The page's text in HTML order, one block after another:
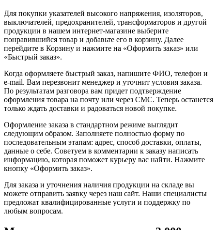
Для покупки указателей высокого напряжения, изоляторов,
выключателей, предохранителей, трансформаторов и другой
продукции в нашем интернет-магазине выберите
понравившийся товар и добавьте его в корзину. Далее
перейдите в Корзину и нажмите на «Оформить заказ» или
«Быстрый заказ».
Когда оформляете быстрый заказ, напишите ФИО, телефон и
e-mail. Вам перезвонит менеджер и уточнит условия заказа.
По результатам разговора вам придет подтверждение
оформления товара на почту или через СМС. Теперь останется
только ждать доставки и радоваться новой покупке.
Оформление заказа в стандартном режиме выглядит
следующим образом. Заполняете полностью форму по
последовательным этапам: адрес, способ доставки, оплаты,
данные о себе. Советуем в комментарии к заказу написать
информацию, которая поможет курьеру вас найти. Нажмите
кнопку «Оформить заказ».
Для заказа и уточнения наличия продукции на складе вы
можете отправить заявку через наш сайт. Наши специалисты
предложат квалифицированные услуги и поддержку по
любым вопросам.